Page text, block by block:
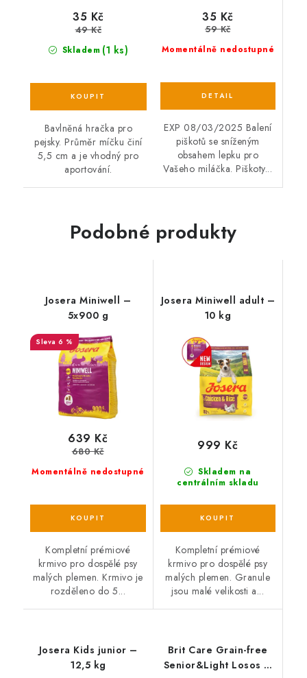
Skladem (1 ks)
35 Kč
49 Kč
Bavlněná hračka pro
pejsky. Průměr míčku činí
5,5 cm a je vhodný pro
aportování.
Momentálně nedostupné
35 Kč
59 Kč
EXP 08/03/2025 Balení
piškotů se sníženým
obsahem lepku pro
Vašeho miláčka. Piškoty...
Podobné produkty
Josera Miniwell –
5x900 g
6 %
Momentálně nedostupné
639 Kč
680 Kč
Kompletní prémiové
krmivo pro dospělé psy
malých plemen. Krmivo je
rozděleno do 5...
Josera Miniwell adult –
10 kg
Skladem na
centrálním skladu
999 Kč
Kompletní prémiové
krmivo pro dospělé psy
malých plemen. Granule
jsou malé velikosti a...
Josera Kids junior –
12,5 kg
Brit Care Grain-free
Senior&Light Losos &